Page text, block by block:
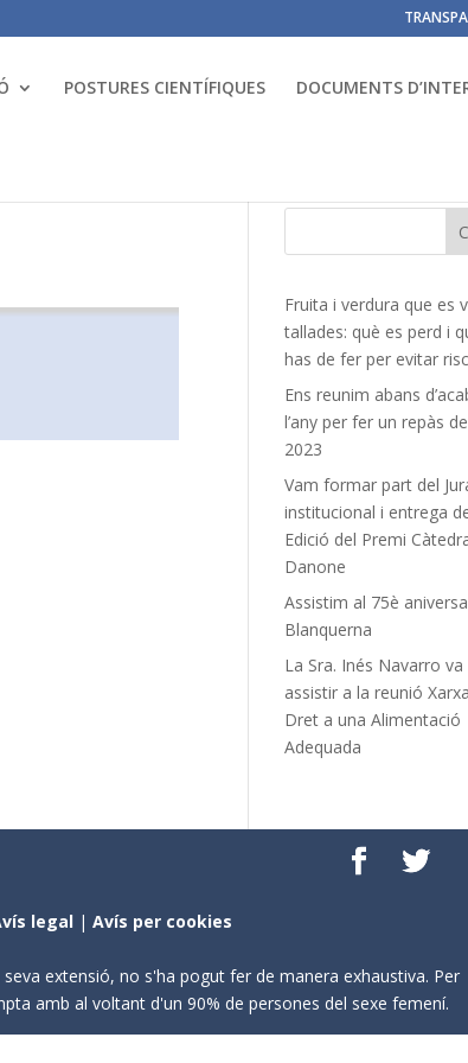
POSTURES CIENTÍFIQUES DOCUMENTS
Fruita i verdura que es
tallades: què es perd i
has de fer per evitar
Ens reunim abans
l’any per fer un repàs
2023
Vam formar part del
institucional i entrega
Edició del Premi
Danone
Assistim al 75è
Blanquerna
La Sra. Inés Navarro va
assistir a la reunió
Dret a una Alimentació
Adequada
legal |Avís per cookies
extensió, no s'ha pogut fer de manera exhaustiva. Per
amb al voltant d'un 90% de persones del sexe femení.